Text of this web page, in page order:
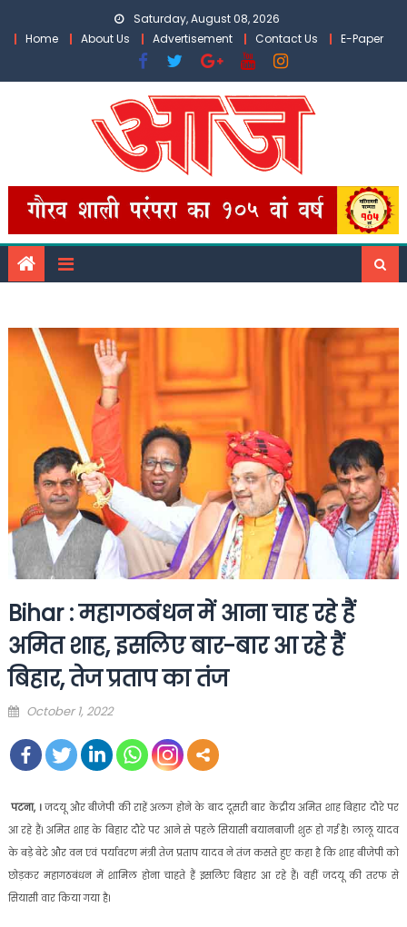
Saturday, August 08, 2026
Home
About Us Advertisement Contact Us E-Paper
Bihar : महागठबंधन में आना चाह रहे हैं
अमित शाह, इसलिए बार-बार आ रहे हैं
बिहार, तेज प्रताप का तंज
Posted
October 1, 2022
पटना, ।जदयू और बीजेपी की राहें अलग होने के बाद दूसरी बार केंद्रीय अमित शाह बिहार दौरे पर
आ रहे हैं। अमित शाह के बिहार दौरे पर आने से पहले सियासी बयानबाजी शुरू हो गई है। लालू यादव
के बड़े बेटे और वन एवं पर्यावरण मंत्री तेज प्रताप यादव ने तंज कसते हुए कहा है कि शाह बीजेपी को
छोड़कर महागठबंधन में शामिल होना चाहते हैं इसलिए बिहार आ रहे हैं। वहीं जदयू की तरफ से
सियासी वार किया गया है।